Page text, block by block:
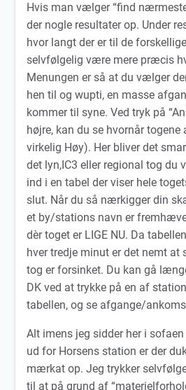
Hvis man vælger “find
der nogle resultater op. Under
hvor langt der er til de
selvfølgelig være mere præcis
Menungen er så at du vælger
hen til og wupti, en masse
kommer til syne. Ved tryk på
højre, kan du se hvornår togene
virkelig Høy). Her bliver det
det lyn,IC3 eller regional tog du
ind i en tabel der viser hele
slut. Når du så nærkigger din
et by/stations navn er
dèr toget er LIGE NU. Da
hver tredje minut er det nemt
tog er forsinket. Du kan gå
DK ved at trykke på en af
tabellen, og se afgange/
Alt imens jeg sidder her i
ud for Horsens station er der
mærkat op. Jeg trykker
til at på grund af